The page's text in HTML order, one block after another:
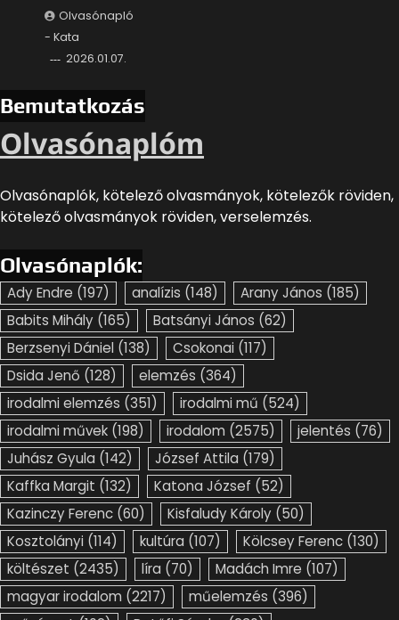
Olvasónapló
- Kata
2026.01.07.
Bemutatkozás
Olvasónaplóm
Olvasónaplók, kötelező olvasmányok, kötelezők röviden,
kötelező olvasmányok röviden, verselemzés.
Olvasónaplók:
Ady Endre (197) analízis (148) Arany János (185)
Babits Mihály (165) Batsányi János (62)
Berzsenyi Dániel (138) Csokonai (117)
Dsida Jenő (128) elemzés (364)
irodalmi elemzés (351) irodalmi mű (524)
irodalmi művek (198) irodalom (2575) jelentés (76)
Juhász Gyula (142) József Attila (179)
Kaffka Margit (132) Katona József (52)
Kazinczy Ferenc (60) Kisfaludy Károly (50)
Kosztolányi (114) kultúra (107) Kölcsey Ferenc (130)
költészet (2435) líra (70) Madách Imre (107)
magyar irodalom (2217) műelemzés (396)